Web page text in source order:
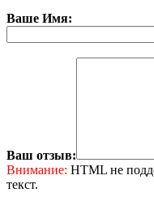
Ваше Имя:
Ваш отзыв:
Внимание: HTML не
текст.